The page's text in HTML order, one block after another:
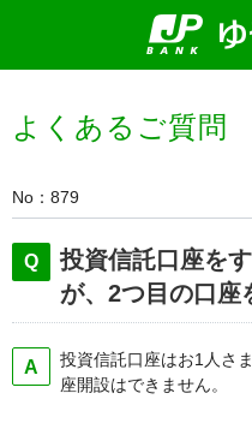
よくあるご質問
No 879
投資信託口座を
が、2つ目の口座
投資信託口座はお1人さ
座開設はできません。